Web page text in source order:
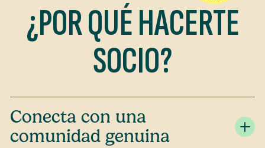
¿POR QUÉ HACERTE
SOCIO?
Conecta con una
comunidad genuina